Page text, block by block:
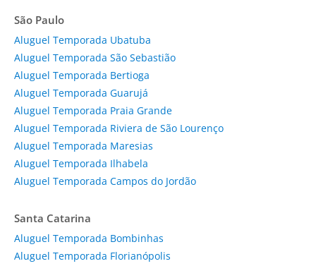
São Paulo
Aluguel Temporada Ubatuba
Aluguel Temporada São Sebastião
Aluguel Temporada Bertioga
Aluguel Temporada Guarujá
Aluguel Temporada Praia Grande
Aluguel Temporada Riviera de São Lourenço
Aluguel Temporada Maresias
Aluguel Temporada Ilhabela
Aluguel Temporada Campos do Jordão
Santa Catarina
Aluguel Temporada Bombinhas
Aluguel Temporada Florianópolis